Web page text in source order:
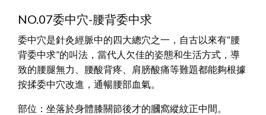
NO.07委中穴-腰背委中求
委中穴是針灸經脈中的四大總穴之一，自古以來有“腰
背委中求”的叫法，當代人欠佳的姿態和生活方式，導
致的腰腿無力、腰酸背疼、肩膀酸痛等難題都能夠根據
按揉委中穴改進，通暢腰部血氣。
部位：坐落於身體膝關節後才的膕窩縱紋正中間。